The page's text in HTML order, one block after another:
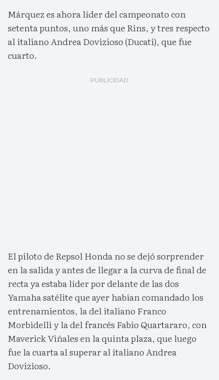
Márquez es ahora líder del campeonato con
setenta puntos, uno más que Rins, y tres respecto
al italiano Andrea Dovizioso (Ducati), que fue
cuarto.
El piloto de Repsol Honda no se dejó sorprender
en la salida y antes de llegar a la curva de final de
recta ya estaba líder por delante de las dos
Yamaha satélite que ayer habían comandado los
entrenamientos, la del italiano Franco
Morbidelli y la del francés Fabio Quartararo, con
Maverick Viñales en la quinta plaza, que luego
fue la cuarta al superar al italiano Andrea
Dovizioso.